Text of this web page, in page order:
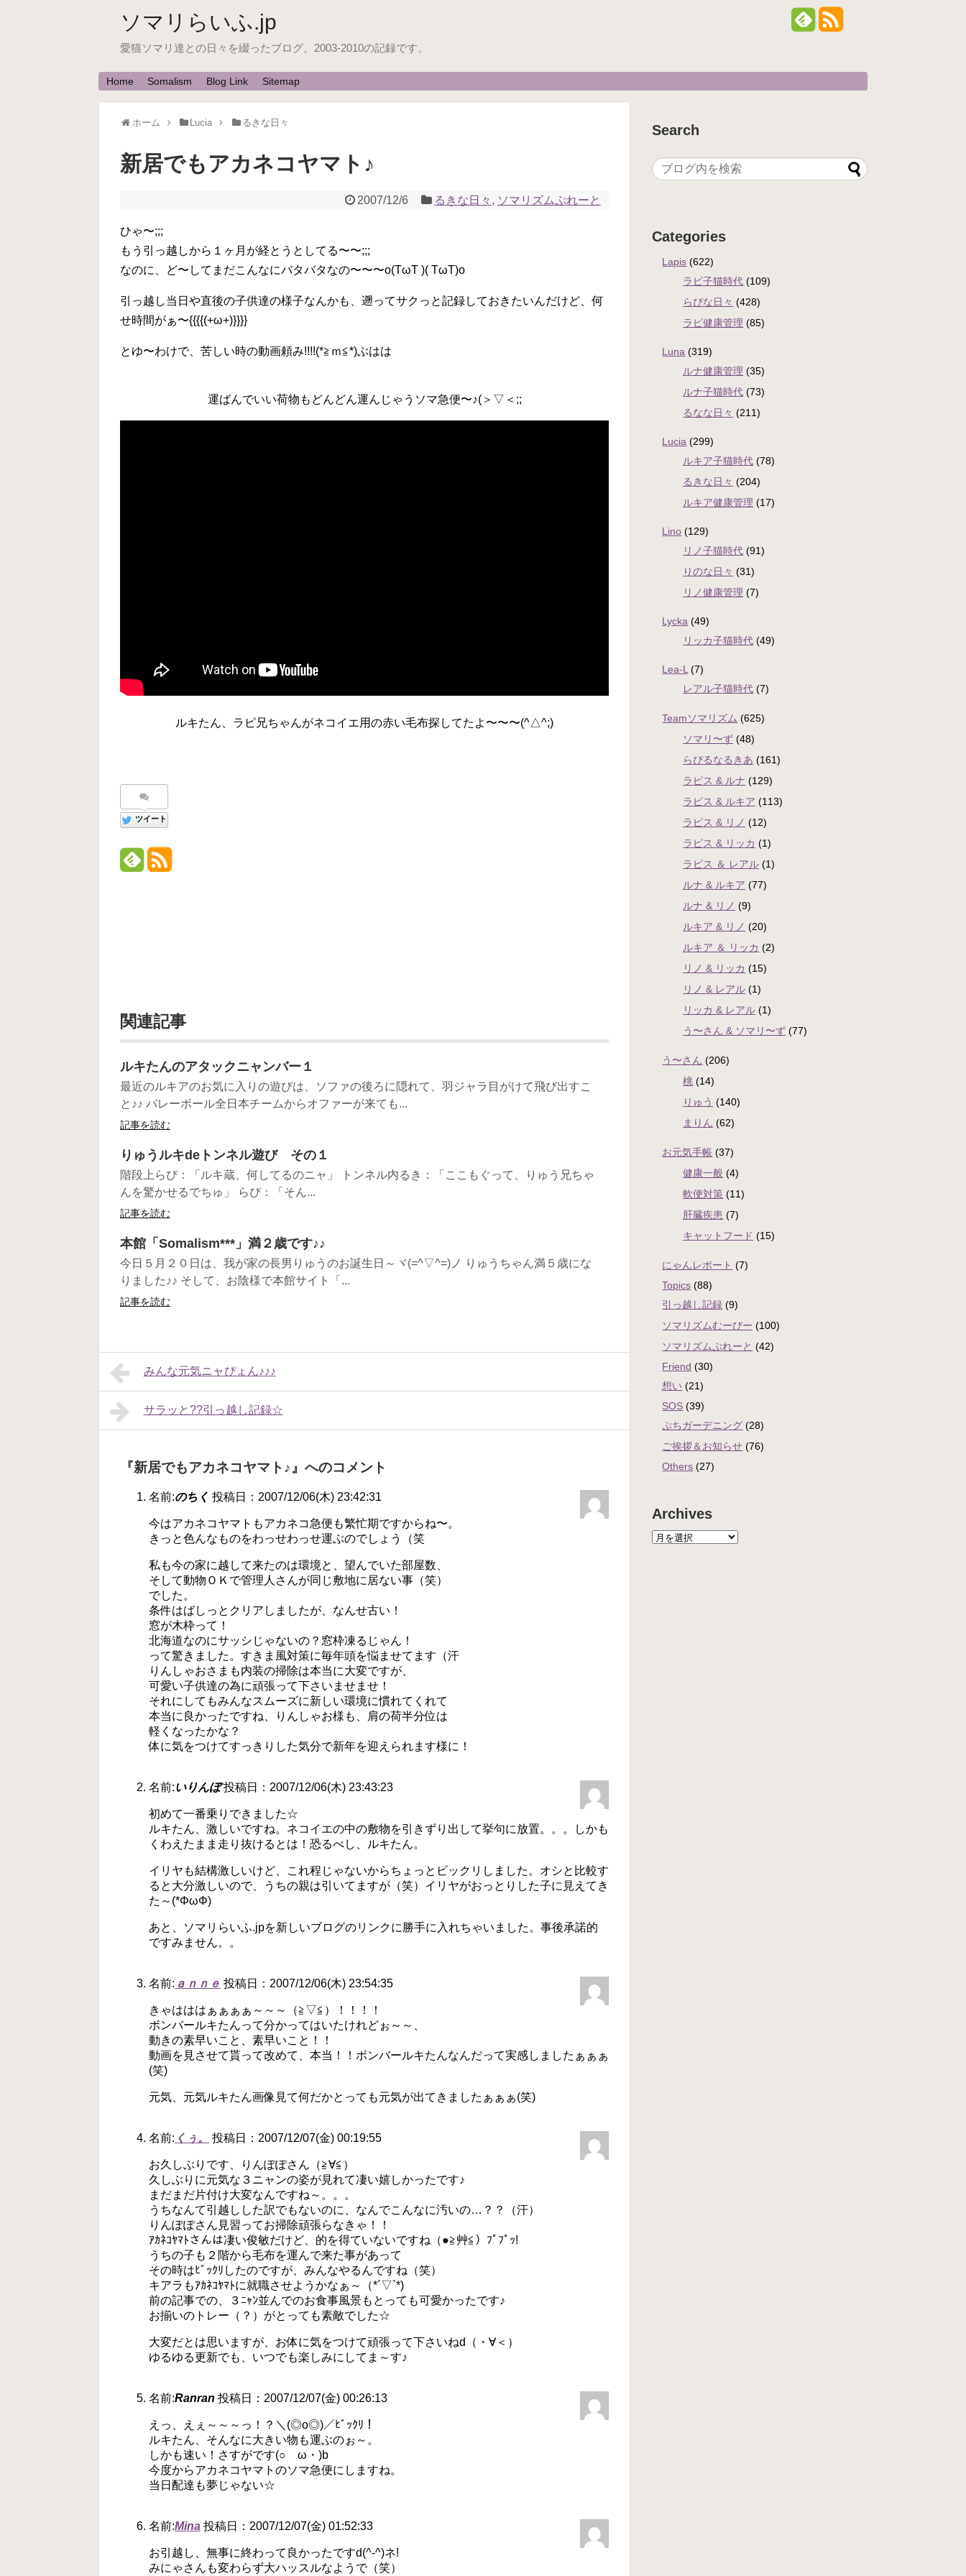
ソマリらいふ.jp
愛猫ソマリ達との日々を綴ったブログ。2003-2010の記録です。
Home Somalism Blog Link Sitemap
ホーム Lucia るきな日々
新居でもアカネコヤマト♪
2007/12/6 るきな日々 , ソマリズムぷれーと
ひゃ〜;;;
もう引っ越しから１ヶ月が経とうとしてる〜〜;;;
なのに、ど〜してまだこんなにバタバタなの〜〜〜o(TωT )( TωT)o
引っ越し当日や直後の子供達の様子なんかも、遡ってサクっと記録しておきたいんだけど、何
せ時間がぁ〜{{{{(+ω+)}}}}
とゆ〜わけで、苦しい時の動画頼み!!!!(*≧ｍ≦*)ぶはは
運ばんでいい荷物もどんどん運んじゃうソマ急便〜♪(＞▽＜;;
ルキたん、ラピ兄ちゃんがネコイエ用の赤い毛布探してたよ〜〜〜(^△^;)
ツイート
関連記事
ルキたんのアタックニャンバー１
最近のルキアのお気に入りの遊びは、ソファの後ろに隠れて、羽ジャラ目がけて飛び出すこ
と♪♪ バレーボール全日本チームからオファーが来ても...
記事を読む
りゅうルキdeトンネル遊び その１
階段上らぴ：「ルキ蔵、何してるのニャ」 トンネル内るき：「ここもぐって、りゅう兄ちゃ
んを驚かせるでちゅ」 らぴ：「そん...
記事を読む
本館「Somalism***」満２歳です♪♪
今日５月２０日は、我が家の長男りゅうのお誕生日～ヾ(=^▽^=)ノ りゅうちゃん満５歳にな
りました♪♪ そして、お陰様で本館サイト「...
記事を読む
みんな元気ニャぴょん♪♪♪
サラッと??引っ越し記録☆
『新居でもアカネコヤマト♪』へのコメント
名前:のちく 投稿日：2007/12/06(木) 23:42:31
今はアカネコヤマトもアカネコ急便も繁忙期ですからね〜。
きっと色んなものをわっせわっせ運ぶのでしょう（笑
私も今の家に越して来たのは環境と、望んでいた部屋数、
そして動物ＯＫで管理人さんが同じ敷地に居ない事（笑）
でした。
条件はばしっとクリアしましたが、なんせ古い！
窓が木枠って！
北海道なのにサッシじゃないの？窓枠凍るじゃん！
って驚きました。すきま風対策に毎年頭を悩ませてます（汗
りんしゃおさまも内装の掃除は本当に大変ですが、
可愛い子供達の為に頑張って下さいませませ！
それにしてもみんなスムーズに新しい環境に慣れてくれて
本当に良かったですね、りんしゃお様も、肩の荷半分位は
軽くなったかな？
体に気をつけてすっきりした気分で新年を迎えられます様に！
名前:いりんぼ 投稿日：2007/12/06(木) 23:43:23
初めて一番乗りできました☆
ルキたん、激しいですね。ネコイエの中の敷物を引きずり出して挙句に放置。。。しかも
くわえたまま走り抜けるとは！恐るべし、ルキたん。
イリヤも結構激しいけど、これ程じゃないからちょっとビックリしました。オシと比較す
ると大分激しいので、うちの親は引いてますが（笑）イリヤがおっとりした子に見えてき
た～(*ΦωΦ)
あと、ソマリらいふ.jpを新しいブログのリンクに勝手に入れちゃいました。事後承諾的
ですみません。。
名前: ａｎｎｅ 投稿日：2007/12/06(木) 23:54:35
きゃはははぁぁぁぁ～～～（≧▽≦）！！！！
ボンバールキたんって分かってはいたけれどぉ～～、
動きの素早いこと、素早いこと！！
動画を見させて貰って改めて、本当！！ボンバールキたんなんだって実感しましたぁぁぁ
(笑)
元気、元気ルキたん画像見て何だかとっても元気が出てきましたぁぁぁ(笑)
名前: くぅ。 投稿日：2007/12/07(金) 00:19:55
お久しぶりです、りんぽぽさん（≧∀≦）
久しぶりに元気な３ニャンの姿が見れて凄い嬉しかったです♪
まだまだ片付け大変なんですね～。。。
うちなんて引越しした訳でもないのに、なんでこんなに汚いの…？？（汗）
りんぽぽさん見習ってお掃除頑張らなきゃ！！
ｱｶﾈｺﾔﾏﾄさんは凄い俊敏だけど、的を得ていないですね（●≧艸≦）ﾌﾟﾌﾟｯ!
うちの子も２階から毛布を運んで来た事があって
その時はﾋﾞｯｸﾘしたのですが、みんなやるんですね（笑）
キアラもｱｶﾈｺﾔﾏﾄに就職させようかなぁ～（*´▽`*)
前の記事での、３ﾆｬﾝ並んでのお食事風景もとっても可愛かったです♪
お揃いのトレー（？）がとっても素敵でした☆
大変だとは思いますが、お体に気をつけて頑張って下さいねd（・∀＜）
ゆるゆる更新でも、いつでも楽しみにしてま～す♪
名前:Ranran 投稿日：2007/12/07(金) 00:26:13
えっ、えぇ～～～っ！？＼(◎o◎)／ﾋﾞｯｸﾘ！
ルキたん、そんなに大きい物も運ぶのぉ～。
しかも速い！さすがです(○ゝω・)b
今度からアカネコヤマトのソマ急便にしますね。
当日配達も夢じゃない☆
名前:Mina 投稿日：2007/12/07(金) 01:52:33
お引越し、無事に終わって良かったですd(^-^)ネ!
みにゃさんも変わらず大ハッスルなようで（笑）
Search
Categories
Lapis (622)
ラピ子猫時代 (109)
らぴな日々 (428)
ラピ健康管理 (85)
Luna (319)
ルナ健康管理 (35)
ルナ子猫時代 (73)
るなな日々 (211)
Lucia (299)
ルキア子猫時代 (78)
るきな日々 (204)
ルキア健康管理 (17)
Lino (129)
リノ子猫時代 (91)
りのな日々 (31)
リノ健康管理 (7)
Lycka (49)
リッカ子猫時代 (49)
Lea-L(7)
レアル子猫時代 (7)
Teamソマリズム (625)
ソマリ〜ず (48)
らぴるなるきあ (161)
ラピス & ルナ (129)
ラピス & ルキア (113)
ラピス & リノ (12)
ラピス & リッカ (1)
ラピス ＆ レアル (1)
ルナ & ルキア (77)
ルナ & リノ (9)
ルキア & リノ (20)
ルキア ＆ リッカ (2)
リノ & リッカ (15)
リノ & レアル (1)
リッカ & レアル (1)
う〜さん & ソマリ〜ず (77)
う〜さん (206)
桃 (14)
りゅう (140)
まりん (62)
お元気手帳 (37)
健康一般 (4)
軟便対策 (11)
肝臓疾患 (7)
キャットフード (15)
にゃんレポート (7)
Topics (88)
引っ越し記録 (9)
ソマリズムむーびー (100)
ソマリズムぷれーと (42)
Friend (30)
想い (21)
SOS (39)
ぷちガーデニング (28)
ご挨拶＆お知らせ (76)
Others (27)
Archives